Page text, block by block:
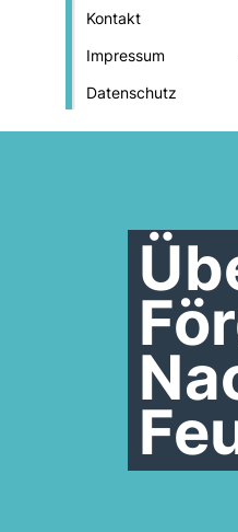
Kontakt
Impressum
Datenschutz